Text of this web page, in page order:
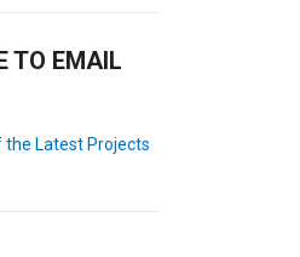
TO EMAIL
the Latest Projects